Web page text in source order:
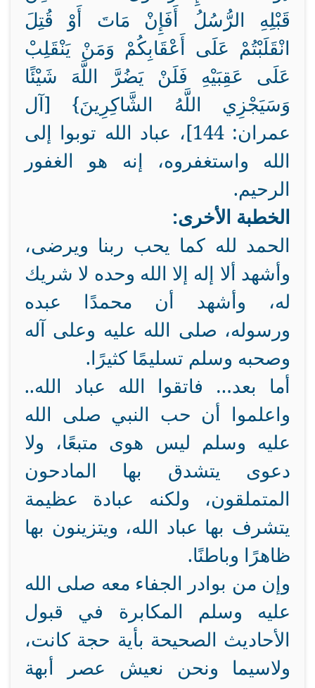
قَبْلِهِ الرُّسُلُ أَفَإِنْ مَاتَ أَوْ قُتِلَ
انْقَلَبْتُمْ عَلَى أَعْقَابِكُمْ وَمَنْ يَنْقَلِبْ
عَلَى عَقِبَيْهِ فَلَنْ يَضُرَّ اللَّهَ شَيْئًا
وَسَيَجْزِي اللَّهُ الشَّاكِرِينَ} [آل
عمران: 144]، عباد الله توبوا إلى
الله واستغفروه، إنه هو الغفور
الرحيم.
الخطبة الأخرى:
الحمد لله كما يحب ربنا ويرضى،
وأشهد ألا إله إلا الله وحده لا شريك
له، وأشهد أن محمدًا عبده
ورسوله، صلى الله عليه وعلى آله
وصحبه وسلم تسليمًا كثيرًا.
أما بعد… فاتقوا الله عباد الله..
واعلموا أن حب النبي صلى الله
عليه وسلم ليس هوى متبعًا، ولا
دعوى يتشدق بها المادحون
المتملقون، ولكنه عبادة عظيمة
يتشرف بها عباد الله، ويتزينون بها
ظاهرًا وباطنًا.
وإن من بوادر الجفاء معه صلى الله
عليه وسلم المكابرة في قبول
الأحاديث الصحيحة بأية حجة كانت،
ولاسيما ونحن نعيش عصر أبهة